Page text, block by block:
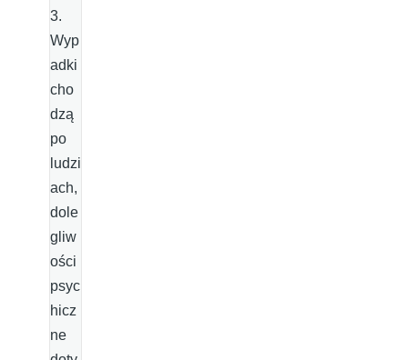
3.
Wyp
adki
cho
dzą
po
ludzi
ach,
dole
gliw
ości
psyc
hicz
ne